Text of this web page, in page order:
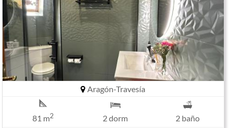
Aragón-Travesía
81 m2 2 dorm 2 baño